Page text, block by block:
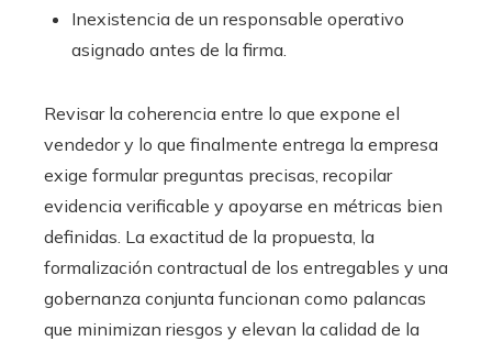
Inexistencia de un responsable operativo
asignado antes de la firma.
Revisar la coherencia entre lo que expone el
vendedor y lo que finalmente entrega la empresa
exige formular preguntas precisas, recopilar
evidencia verificable y apoyarse en métricas bien
definidas. La exactitud de la propuesta, la
formalización contractual de los entregables y una
gobernanza conjunta funcionan como palancas
que minimizan riesgos y elevan la calidad de la